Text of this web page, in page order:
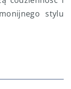
stylu